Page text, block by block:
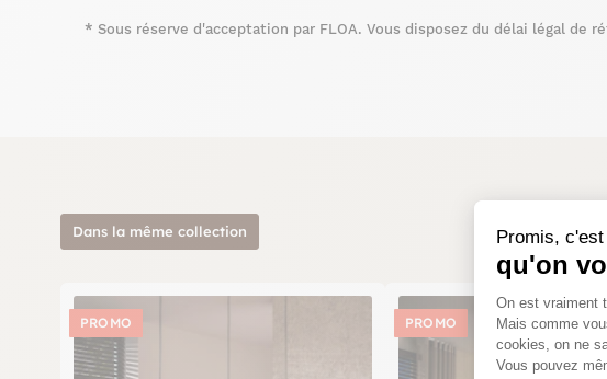
Promis,
qu'on
On est vraiment
Mais comme
cookies, on ne
Vous pouvez
* Sous réserve d'acceptation par FLOA. Vous disposez du délai légal de
Dans la même collection
PROMO PROMO